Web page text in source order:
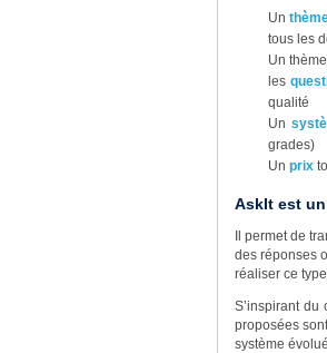
Un
tous les
Un
les
qualité
Un
grades)
Un prix
AskIt est
Il permet de
des réponses
réaliser ce
S’inspirant
proposées
système